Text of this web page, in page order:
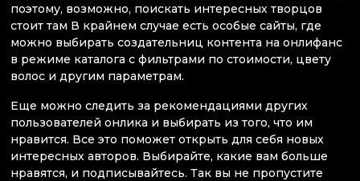
поэтому, возможно, поискать интересных творцов
стоит там В крайнем случае есть особые сайты, где
можно выбирать создательниц контента на онлифанс
в режиме каталога с фильтрами по стоимости, цвету
волос и другим параметрам.
Еще можно следить за рекомендациями других
пользователей онлика и выбирать из того, что им
нравится. Все это поможет открыть для себя новых
интересных авторов. Выбирайте, какие вам больше
нравятся, и подписывайтесь. Так вы не пропустите